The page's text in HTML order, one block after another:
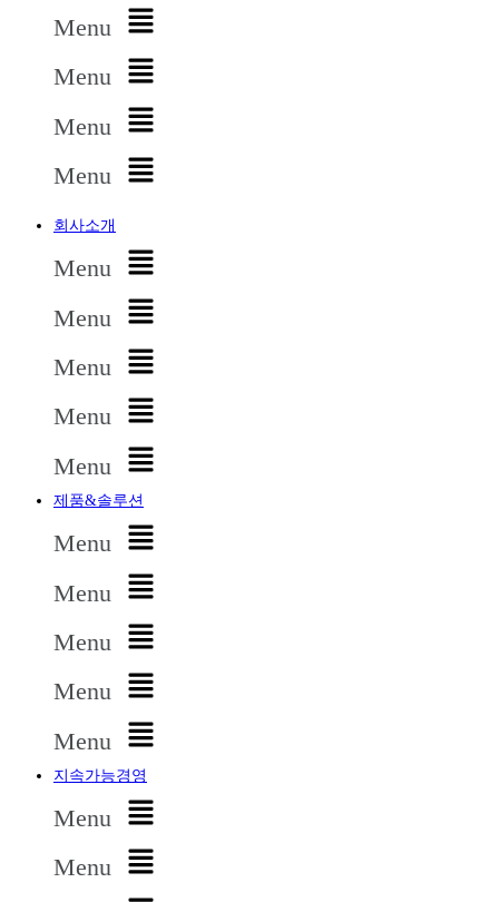
Menu
Menu
Menu
Menu
회사소개
Menu
Menu
Menu
Menu
Menu
제품&솔루션
Menu
Menu
Menu
Menu
Menu
지속가능경영
Menu
Menu